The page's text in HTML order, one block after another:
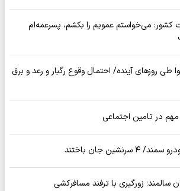
کشور: می‌خواستم عمویم را بکشم، پسرعمه‌ام
روزهای آینده/ احتمال وقوع رگبار و رعد و برق
مهم در تامین اجتماعی
سالمند؛ زورگیری با ترفند مسافرکشی